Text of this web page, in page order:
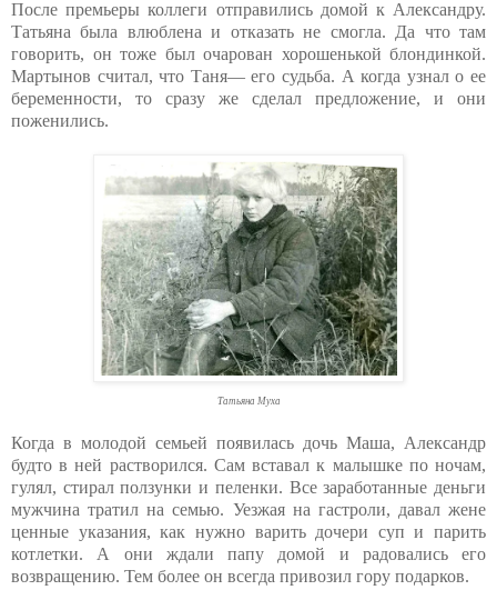
После премьеры коллеги отправились домой к Александру.
Татьяна была влюблена и отказать не смогла. Да что там
говорить, он тоже был очарован хорошенькой блондинкой.
Мартынов считал, что Таня— его судьба. А когда узнал о ее
беременности, то сразу же сделал предложение, и они
поженились.
Татьяна Муха
Когда в молодой семьей появилась дочь Маша, Александр
будто в ней растворился. Сам вставал к малышке по ночам,
гулял, стирал ползунки и пеленки. Все заработанные деньги
мужчина тратил на семью. Уезжая на гастроли, давал жене
ценные указания, как нужно варить дочери суп и парить
котлетки. А они ждали папу домой и радовались его
возвращению. Тем более он всегда привозил гору подарков.